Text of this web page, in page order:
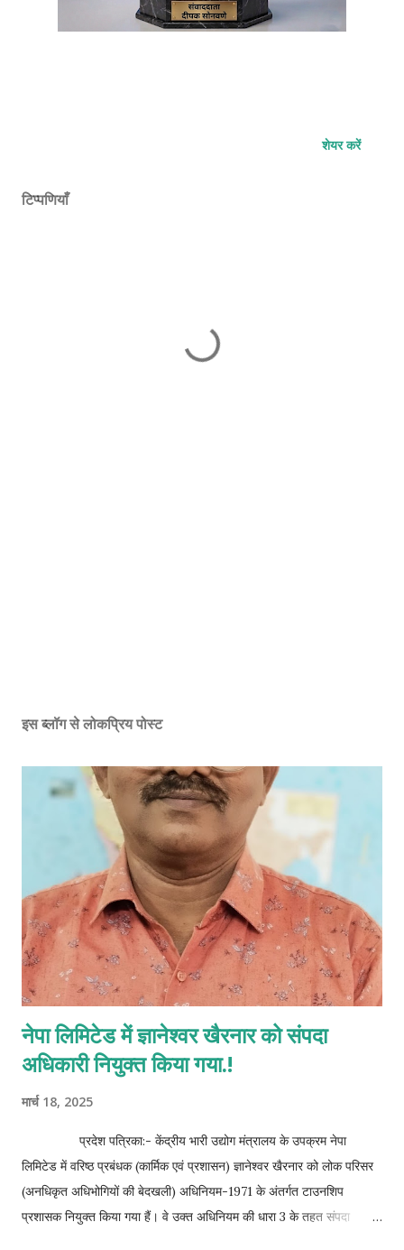
शेयर करें
टिप्पणियाँ
इस ब्लॉग से लोकप्रिय पोस्ट
नेपा लिमिटेड में ज्ञानेश्वर खैरनार को संपदा
अधिकारी नियुक्त किया गया.!
मार्च 18, 2025
प्रदेश पत्रिका:- केंद्रीय भारी उद्योग मंत्रालय के उपक्रम नेपा
लिमिटेड में वरिष्ठ प्रबंधक (कार्मिक एवं प्रशासन) ज्ञानेश्वर खैरनार को लोक परिसर
(अनधिकृत अधिभोगियों की बेदखली) अधिनियम-1971 के अंतर्गत टाउनशिप
प्रशासक नियुक्त किया गया हैं। वे उक्त अधिनियम की धारा 3 के तहत संपदा